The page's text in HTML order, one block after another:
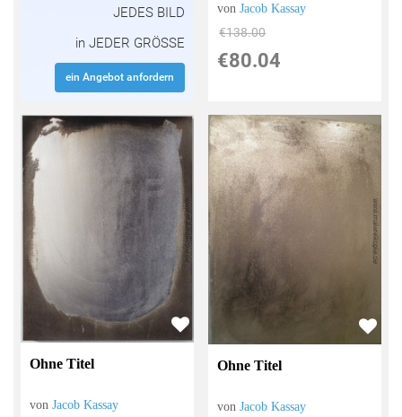
JEDES BILD
in JEDER GRÖSSE
ein Angebot anfordern
vonJacob Kassay
€138.00
€80.04
Ohne Titel
vonJacob Kassay
Ohne Titel
vonJacob Kassay